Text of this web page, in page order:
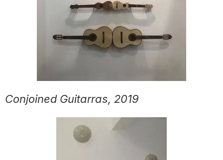
Conjoined Guitarras, 2019